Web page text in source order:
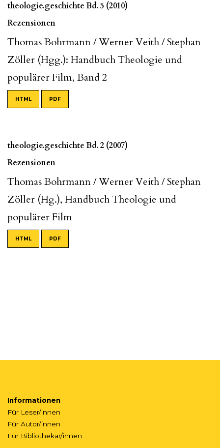
theologie.geschichte Bd. 5 (2010)
Rezensionen
Thomas Bohrmann / Werner Veith / Stephan
Zöller (Hgg.): Handbuch Theologie und
populärer Film, Band 2
HTML PDF
theologie.geschichte Bd. 2 (2007)
Rezensionen
Thomas Bohrmann / Werner Veith / Stephan
Zöller (Hg.), Handbuch Theologie und
populärer Film
HTML PDF
Informationen
Für Leser/innen
Für Autor/innen
Für Bibliothekar/innen